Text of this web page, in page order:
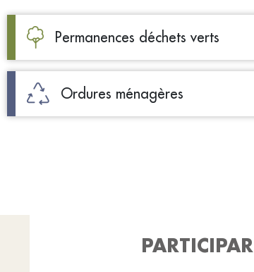
Permanences déchets verts
Ordures ménagères
PARTICIPAR